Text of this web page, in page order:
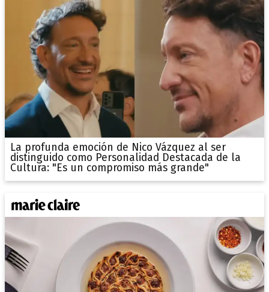
La profunda emoción de Nico Vázquez al ser
distinguido como Personalidad Destacada de la
Cultura: "Es un compromiso más grande"